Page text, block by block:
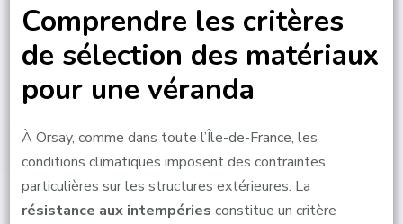
Comprendre les critères
de sélection des matériaux
pour une véranda
À Orsay, comme dans toute l’Île-de-France, les
conditions climatiques imposent des contraintes
particulières sur les structures extérieures. La
résistance aux intempéries constitue un critère